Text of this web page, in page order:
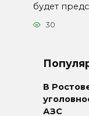
будет
30
В
АЗС